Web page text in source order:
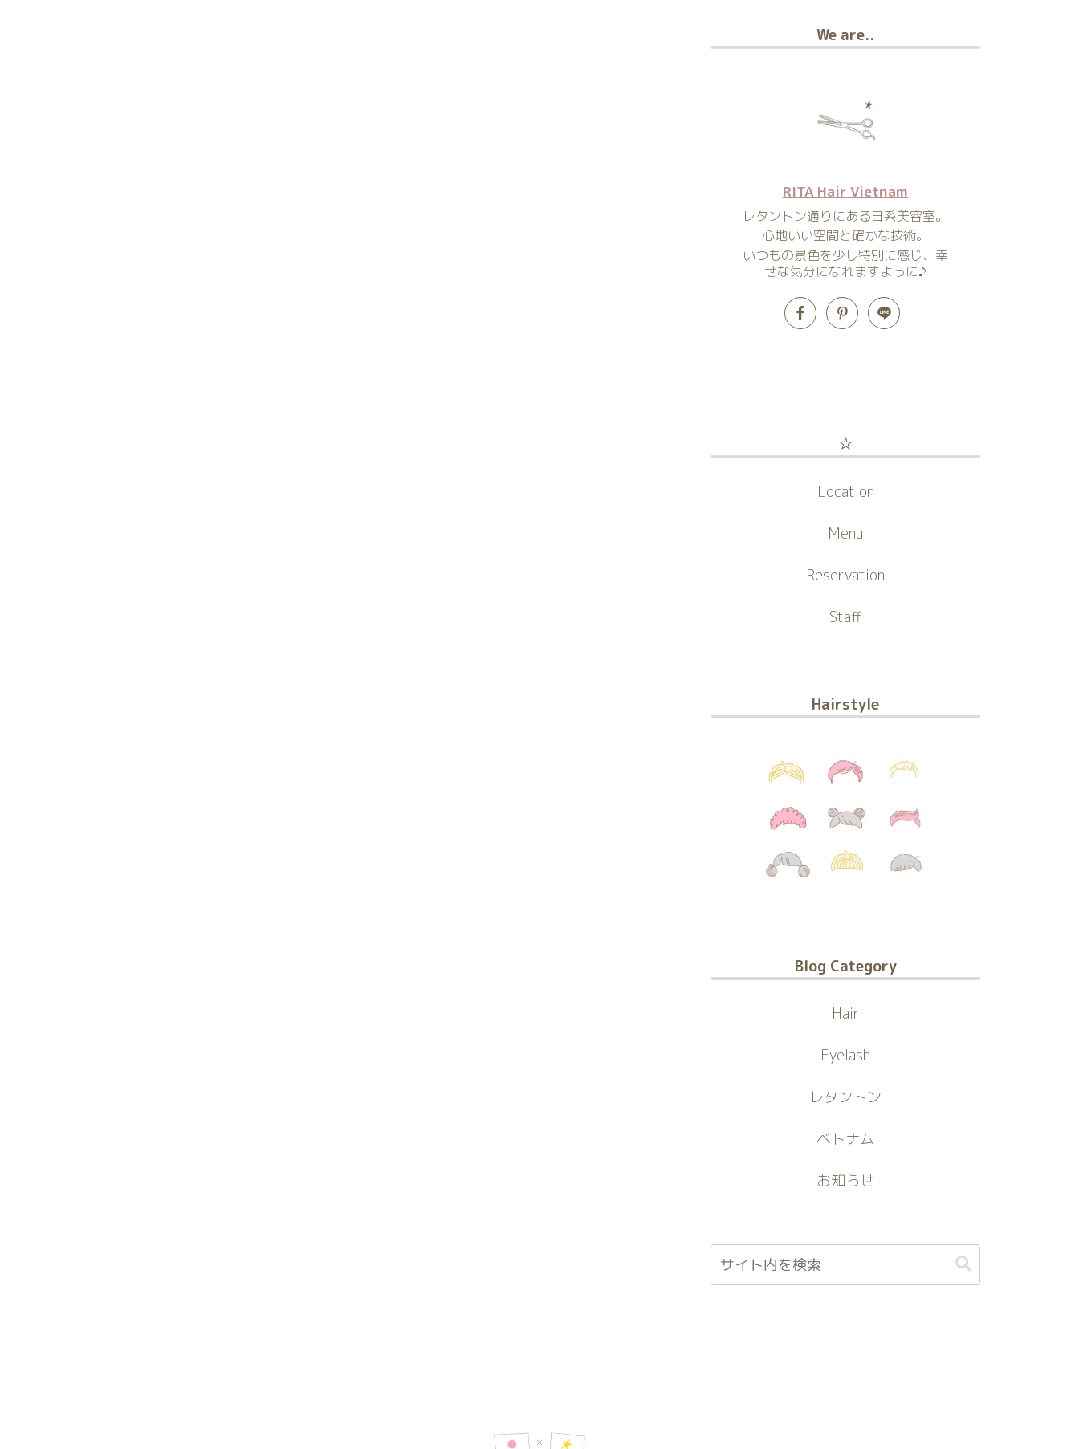
We are..
RITA Hair Vietnam
レタントン通りにある日系美容室。
心地いい空間と確かな技術。
いつもの景色を少し特別に感じ、幸
せな気分になれますように♪
☆
Location
Menu
Reservation
Staff
Hairstyle
Blog Category
Hair
Eyelash
レタントン
ベトナム
お知らせ